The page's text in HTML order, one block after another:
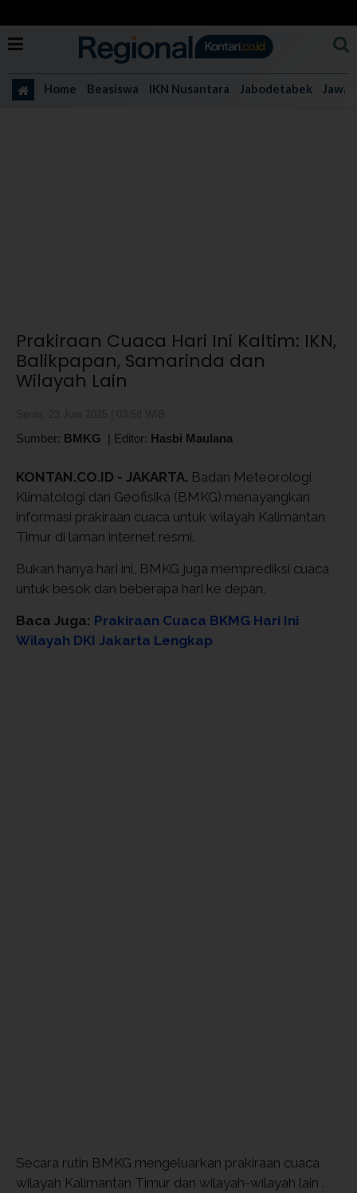
Home Beasiswa IKN Nusantara Jabodetabek Jawa
Prakiraan Cuaca Hari Ini Kaltim: IKN,
Balikpapan, Samarinda dan
Wilayah Lain
Sumber: BMKG | Editor: Hasbi Maulana
KONTAN.CO.ID - JAKARTA. Badan Meteorologi
Klimatologi dan Geofisika (BMKG) menayangkan
informasi prakiraan cuaca untuk wilayah Kalimantan
Timur di laman internet resmi.
Bukan hanya hari ini, BMKG juga memprediksi cuaca
untuk besok dan beberapa hari ke depan.
Baca Juga: Prakiraan Cuaca BKMG Hari Ini
Wilayah DKI Jakarta Lengkap
Secara rutin BMKG mengeluarkan prakiraan cuaca
wilayah Kalimantan Timur dan wilayah-wilayah lain .